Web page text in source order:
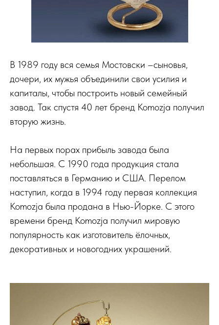
В 1989 году вся семья Мостовски –сыновья,
дочери, их мужья объединили свои усилия и
капиталы, чтобы построить новый семейный
завод. Так спустя 40 лет бренд Komozja получил
вторую жизнь.
На первых порах прибыль завода была
небольшая. С 1990 года продукция стала
поставляться в Германию и США. Перелом
наступил, когда в 1994 году первая коллекция
Komozja была продана в Нью-Йорке. С этого
времени бренд Komozja получил мировую
популярность как изготовитель ёлочных,
декоративных и новогодних украшений.